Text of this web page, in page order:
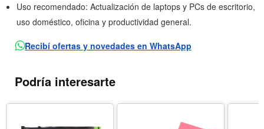
Uso recomendado: Actualización de laptops y PCs de escritorio,
uso doméstico, oficina y productividad general.
Recibí ofertas y novedades en WhatsApp
Podría interesarte